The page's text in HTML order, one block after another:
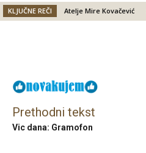
KLJUČNE REČI Atelje Mire Kovačević
Prethodni tekst
Vic dana: Gramofon